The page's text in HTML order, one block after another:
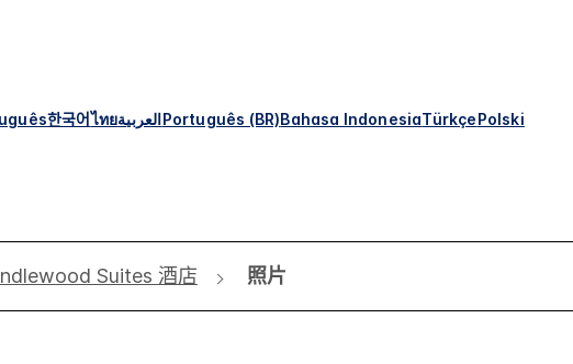
한국어ไทยالعربيةPortuguês (BR)Bahasa IndonesiaTürkçePolski
Suites 酒店 照片